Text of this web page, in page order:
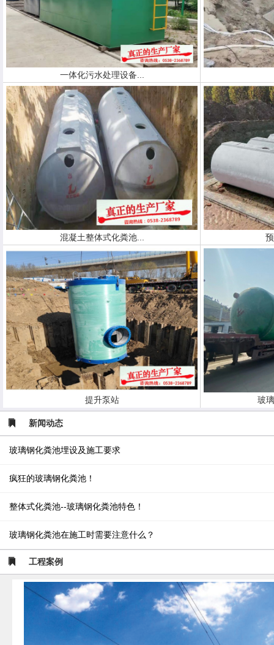
一体化污水处理设备...
混凝土整体式化粪池...
提升泵站 玻
新闻动态
玻璃钢化粪池埋设及施工要求
疯狂的玻璃钢化粪池！
整体式化粪池--玻璃钢化粪池特色！
玻璃钢化粪池在施工时需要注意什么？
工程案例